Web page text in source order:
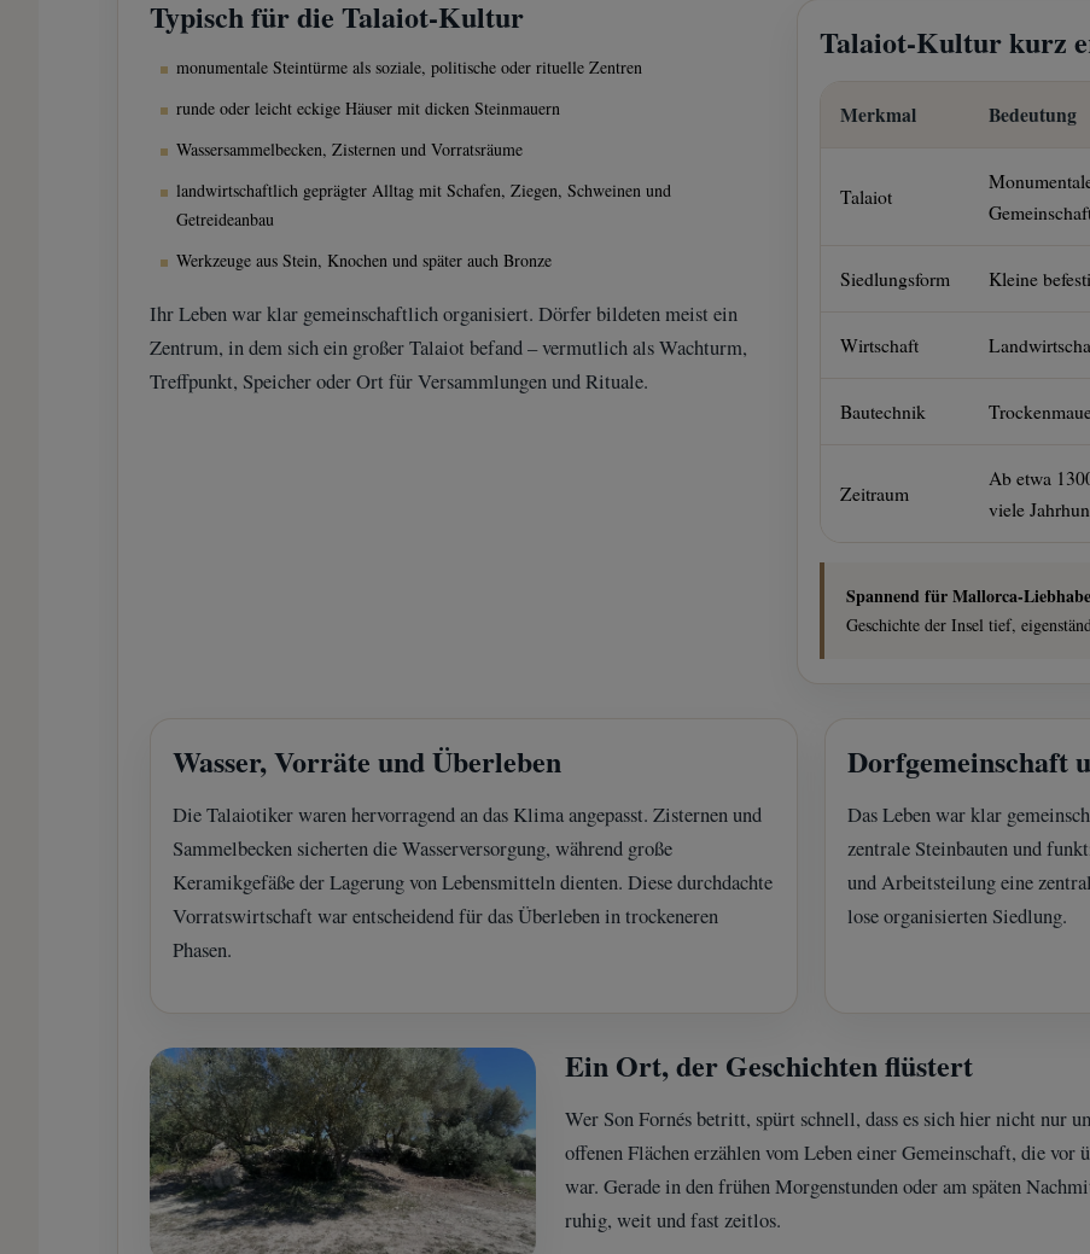
Typisch für die Talaiot-Kultur
monumentale Steintürme als soziale, politische oder rituelle Zentren
runde oder leicht eckige Häuser mit dicken Steinmauern
Wassersammelbecken, Zisternen und Vorratsräume
landwirtschaftlich geprägter Alltag mit Schafen, Ziegen, Schweinen und
Getreideanbau
Werkzeuge aus Stein, Knochen und später auch Bronze
Ihr Leben war klar gemeinschaftlich organisiert. Dörfer bildeten meist ein
Zentrum, in dem sich ein großer Talaiot befand – vermutlich als Wachturm,
Treffpunkt, Speicher oder Ort für Versammlungen und Rituale.
Talaiot-Kultur kurz
Merkmal Bedeutung
Talaiot
Siedlungsform Kleine
Wirtschaft
Bautechnik
Zeitraum
Ab etwa
viele
Spannend für Mallorca-
Geschichte der Insel tief,
Wasser, Vorräte und Überleben
Die Talaiotiker waren hervorragend an das Klima angepasst. Zisternen und
Sammelbecken sicherten die Wasserversorgung, während große
Keramikgefäße der Lagerung von Lebensmitteln dienten. Diese durchdachte
Vorratswirtschaft war entscheidend für das Überleben in trockeneren
Phasen.
Dorfgemeinschaft
Das Leben war klar
zentrale Steinbauten und
und Arbeitsteilung eine
lose organisierten Siedlung.
Ein Ort, der Geschichten flüstert
Wer Son Fornés betritt, spürt schnell, dass es sich hier nicht nur
offenen Flächen erzählen vom Leben einer Gemeinschaft, die vor
war. Gerade in den frühen Morgenstunden oder am späten
ruhig, weit und fast zeitlos.